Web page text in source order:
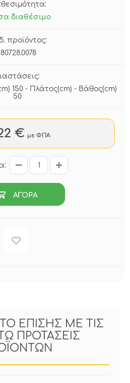
διαθέσιμο
προϊόντος:
150 - Πλάτος(cm) - Βάθος(cm)
50
€ με ΦΠΑ
ΑΓΟΡΑ
ΕΠΙΣΗΣ ΜΕ ΤΙΣ
ΠΡΟΤΑΣΕΙΣ